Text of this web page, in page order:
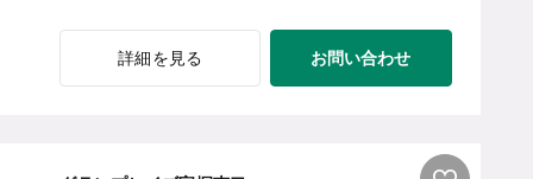
詳細を見る お問い合わせ